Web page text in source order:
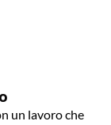
un lavoro che